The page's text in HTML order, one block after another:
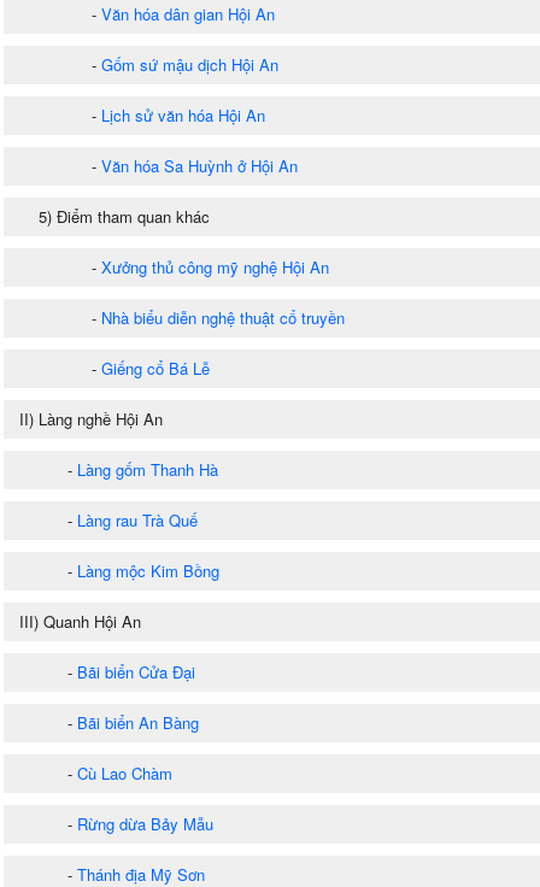
- Văn hóa dân gian Hội An
- Gốm sứ mậu dịch Hội An
- Lịch sử văn hóa Hội An
- Văn hóa Sa Huỳnh ở Hội An
5) Điểm tham quan khác
- Xưởng thủ công mỹ nghệ Hội An
- Nhà biểu diễn nghệ thuật cổ truyền
- Giếng cổ Bá Lễ
II) Làng nghề Hội An
- Làng gốm Thanh Hà
- Làng rau Trà Quế
- Làng mộc Kim Bồng
III) Quanh Hội An
- Bãi biển Cửa Đại
- Bãi biển An Bàng
- Cù Lao Chàm
- Rừng dừa Bảy Mẫu
- Thánh địa Mỹ Sơn